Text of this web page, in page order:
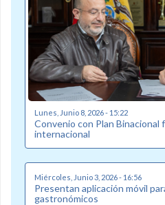
Lunes, Junio 8, 2026 - 15:22
Convenio con Plan Binacional
internacional
Miércoles, Junio 3, 2026 - 16:56
Presentan aplicación móvil
gastronómicos